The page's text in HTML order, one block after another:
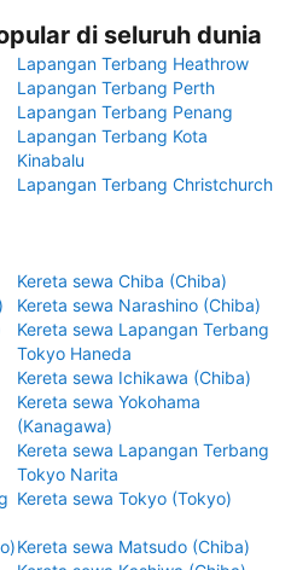
di seluruh dunia
Lapangan Terbang Heathrow
Lapangan Terbang Perth
Lapangan Terbang Penang
Lapangan Terbang Kota
Kinabalu
Lapangan Terbang Christchurch
Kereta sewa Chiba (Chiba)
Kereta sewa Narashino (Chiba)
Kereta sewa Lapangan Terbang
Tokyo Haneda
Kereta sewa Ichikawa (Chiba)
Kereta sewa Yokohama
(Kanagawa)
Kereta sewa Lapangan Terbang
Tokyo Narita
Kereta sewa Tokyo (Tokyo)
Kereta sewa Matsudo (Chiba)